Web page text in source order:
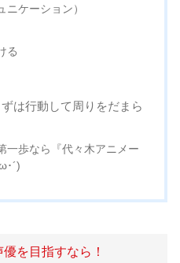
ケーション）
る
は行動して周りをだまら
一歩なら『代々木アニメー
･´)
を目指すなら！